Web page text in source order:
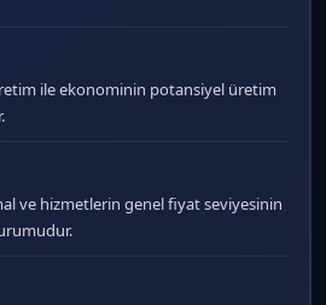
ile ekonominin potansiyel üretim
ve hizmetlerin genel fiyat seviyesinin